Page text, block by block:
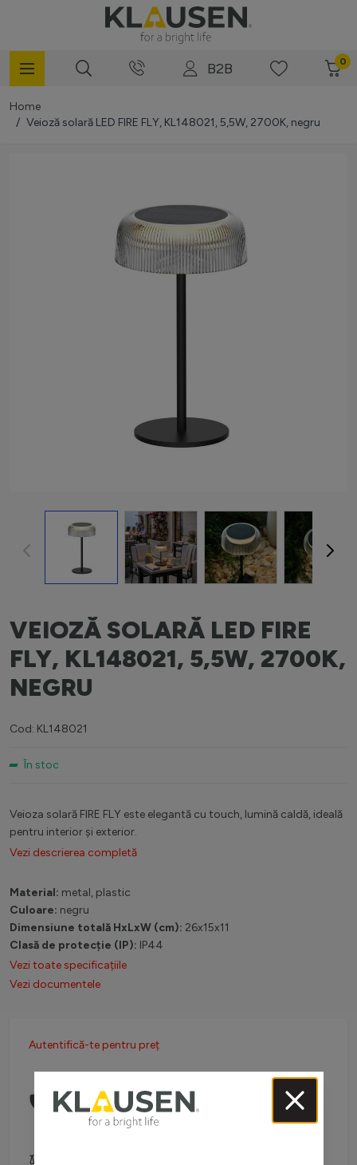
B2B 0
Home
/ Veioză solară LED FIRE FLY, KL148021, 5,5W, 2700K, negru
View larger imageView larger imageView larger image
VEIOZĂ SOLARĂ LED FIRE
FLY, KL148021, 5,5W, 2700K,
NEGRU
Cod: KL148021
În stoc
Veioza solară FIRE FLY este elegantă cu touch, lumină caldă, ideală
pentru interior și exterior.
Vezi descrierea completă
Material: metal, plastic
Culoare: negru
Dimensiune totală HxLxW (cm): 26x15x11
Clasă de protecție (IP): IP44
Vezi toate specificațiile
Vezi documentele
Autentifică-te pentru preț
0738 757 210
(L-V: 08:30-16:00)